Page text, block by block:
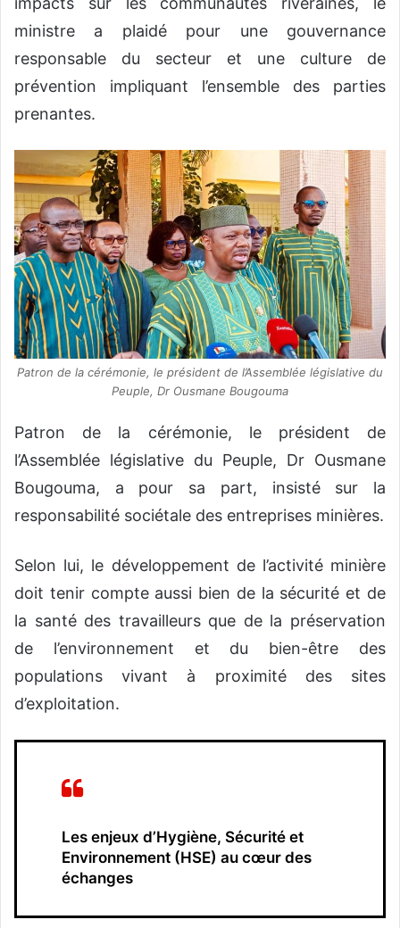
ministre a plaidé pour une gouvernance
responsable du secteur et une culture de
prévention impliquant l’ensemble des parties
prenantes.
Patron de la cérémonie, le président de l’Assemblée législative du
Peuple, Dr Ousmane Bougouma
Patron de la cérémonie, le président de
l’Assemblée législative du Peuple, Dr Ousmane
Bougouma, a pour sa part, insisté sur la
responsabilité sociétale des entreprises minières.
Selon lui, le développement de l’activité minière
doit tenir compte aussi bien de la sécurité et de
la santé des travailleurs que de la préservation
de l’environnement et du bien-être des
populations vivant à proximité des sites
d’exploitation.
Les enjeux d’Hygiène, Sécurité et
Environnement (HSE) au cœur des
échanges